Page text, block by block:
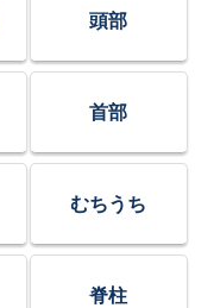
頭部
首部
むちうち
脊柱